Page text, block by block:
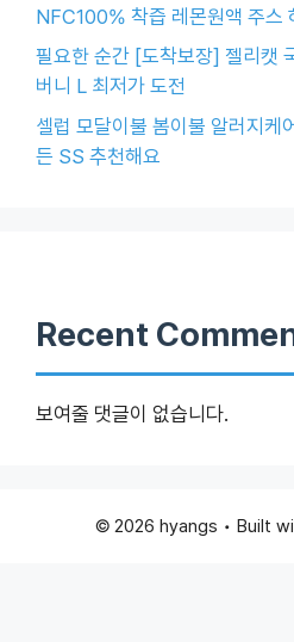
NFC100% 착즙 레몬원액 주스
필요한 순간 [도착보장] 젤리캣
버니 L 최저가 도전
셀럽 모달이불 봄이불 알러지케
든 SS 추천해요
Recent
보여줄 댓글이 없습니다.
© 2026 hyangs • Built